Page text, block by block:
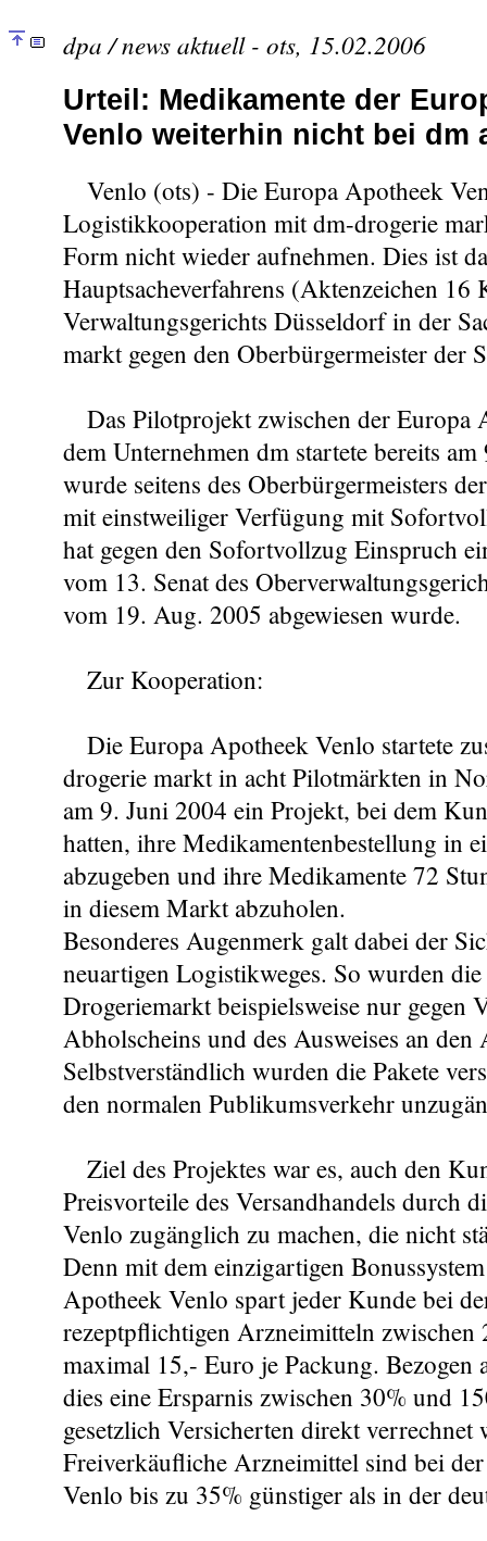
dpa / news aktuell - ots, 15.02.2006
Urteil: Medikamente der
Venlo weiterhin nicht bei dm
Venlo (ots) - Die Europa Apotheek
Logistikkooperation mit dm-drogerie
Form nicht wieder aufnehmen. Dies ist
Hauptsacheverfahrens (Aktenzeichen 16
Verwaltungsgerichts Düsseldorf in der
markt gegen den Oberbürgermeister der
Das Pilotprojekt zwischen der Europa
dem Unternehmen dm startete bereits
wurde seitens des Oberbürgermeisters
mit einstweiliger Verfügung mit
hat gegen den Sofortvollzug Einspruch
vom 13. Senat des
vom 19. Aug. 2005 abgewiesen wurde.
Zur Kooperation:
Die Europa Apotheek Venlo startete
drogerie markt in acht Pilotmärkten in
am 9. Juni 2004 ein Projekt, bei dem
hatten, ihre Medikamentenbestellung in
abzugeben und ihre Medikamente 72
in diesem Markt abzuholen.
Besonderes Augenmerk galt dabei der
neuartigen Logistikweges. So wurden
Drogeriemarkt beispielsweise nur gegen
Abholscheins und des Ausweises an den
Selbstverständlich wurden die Pakete
den normalen Publikumsverkehr
Ziel des Projektes war es, auch den
Preisvorteile des Versandhandels durch
Venlo zugänglich zu machen, die nicht
Denn mit dem einzigartigen
Apotheek Venlo spart jeder Kunde bei
rezeptpflichtigen Arzneimitteln zwischen
maximal 15,- Euro je Packung. Bezogen
dies eine Ersparnis zwischen 30% und
gesetzlich Versicherten direkt verrechnet
Freiverkäufliche Arzneimittel sind bei
Venlo bis zu 35% günstiger als in der